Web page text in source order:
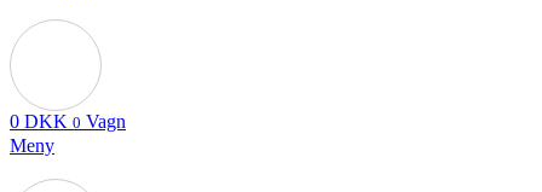
0 DKK 0 Vagn
Meny